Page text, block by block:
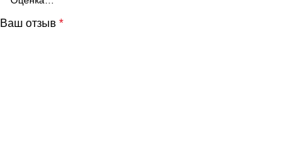
Ваш отзыв *